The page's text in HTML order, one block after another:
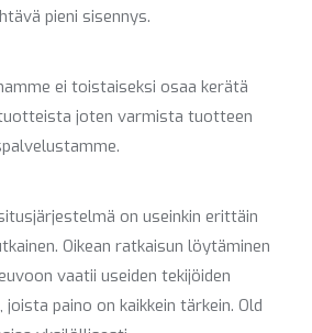
pieni sisennys.
ei toistaiseksi osaa kerätä
joten varmista tuotteen
on useinkin erittäin
Oikean ratkaisun löytäminen
vaatii useiden tekijöiden
paino on kaikkein tärkein. Old